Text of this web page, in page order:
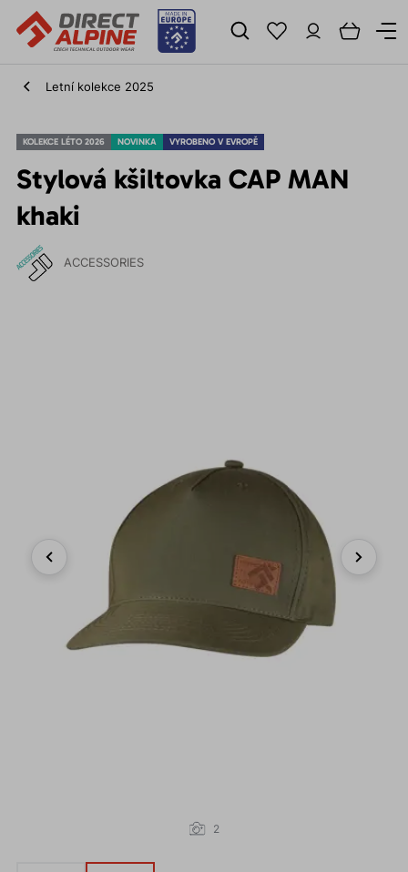
Letní kolekce 2025
KOLEKCE LÉTO 2026 NOVINKA VYROBENO V EVROPĚ
Stylová kšiltovka CAP MAN
khaki
ACCESSORIES
2